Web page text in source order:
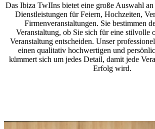
Das Ibiza TwIIns bietet eine große Auswahl
Dienstleistungen für Feiern, Hochzeiten,
Firmenveranstaltungen. Sie bestimmen
Veranstaltung, ob Sie sich für eine stilvolle
Veranstaltung entscheiden. Unser
einen qualitativ hochwertigen und
kümmert sich um jedes Detail, damit jede
Erfolg wird.